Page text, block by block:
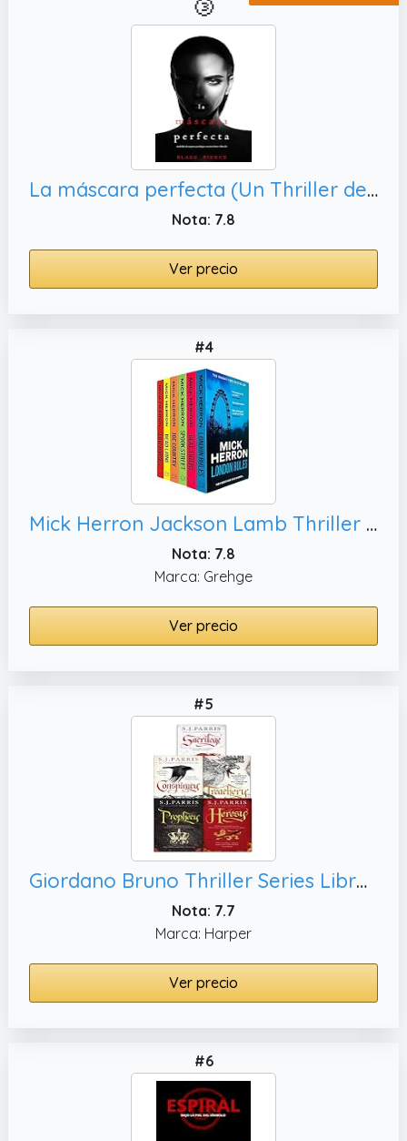
La máscara perfecta (Un Thriller de Suspense Psicológico con Jessie Hunt—Libro Veinticuatro)
Nota: 7.8
Ver precio
#4
Mick Herron Jackson Lamb Thriller Serie 5 Colección de libros
Nota: 7.8
Marca: Grehge
Ver precio
#5
Giordano Bruno Thriller Series Libros 1-5 de SJ Parris (Traición, Conspiración)
Nota: 7.7
Marca: Harper
Ver precio
#6